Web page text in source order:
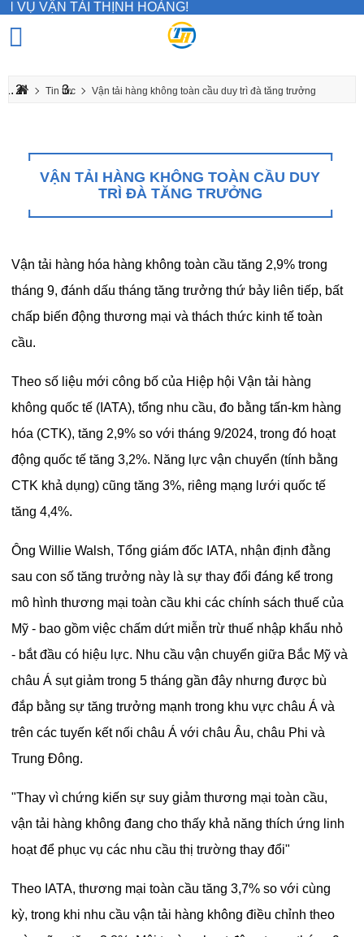
VẬN TẢI THỊNH HOÀNG!
Tin tức Vận tải hàng không toàn cầu duy trì đà tăng trưởng
VẬN TẢI HÀNG KHÔNG TOÀN CẦU DUY
TRÌ ĐÀ TĂNG TRƯỞNG
Vận tải hàng hóa hàng không toàn cầu tăng 2,9% trong
tháng 9, đánh dấu tháng tăng trưởng thứ bảy liên tiếp, bất
chấp biến động thương mại và thách thức kinh tế toàn
cầu.
Theo số liệu mới công bố của Hiệp hội Vận tải hàng
không quốc tế (IATA), tổng nhu cầu, đo bằng tấn-km hàng
hóa (CTK), tăng 2,9% so với tháng 9/2024, trong đó hoạt
động quốc tế tăng 3,2%. Năng lực vận chuyển (tính bằng
CTK khả dụng) cũng tăng 3%, riêng mạng lưới quốc tế
tăng 4,4%.
Ông Willie Walsh, Tổng giám đốc IATA, nhận định đằng
sau con số tăng trưởng này là sự thay đổi đáng kể trong
mô hình thương mại toàn cầu khi các chính sách thuế của
Mỹ - bao gồm việc chấm dứt miễn trừ thuế nhập khẩu nhỏ
- bắt đầu có hiệu lực. Nhu cầu vận chuyển giữa Bắc Mỹ và
châu Á sụt giảm trong 5 tháng gần đây nhưng được bù
đắp bằng sự tăng trưởng mạnh trong khu vực châu Á và
trên các tuyến kết nối châu Á với châu Âu, châu Phi và
Trung Đông.
"Thay vì chứng kiến sự suy giảm thương mại toàn cầu,
vận tải hàng không đang cho thấy khả năng thích ứng linh
hoạt để phục vụ các nhu cầu thị trường thay đổi"
Theo IATA, thương mại toàn cầu tăng 3,7% so với cùng
kỳ, trong khi nhu cầu vận tải hàng không điều chỉnh theo